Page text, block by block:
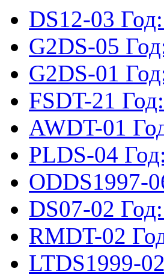
DS12-03
G2DS-05
G2DS-01
FSDT-21
AWDT-01
PLDS-04
ODDS1997-
DS07-02
RMDT-02
LTDS1999-02